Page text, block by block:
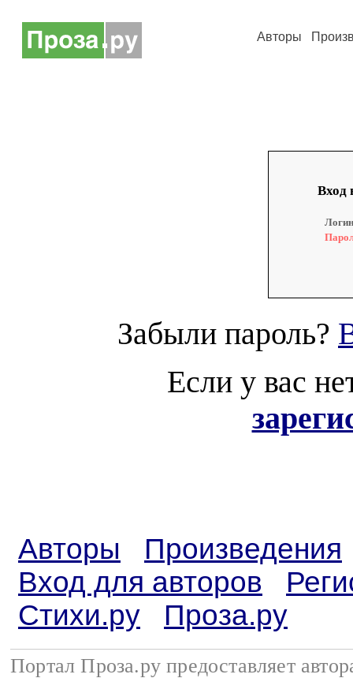
Авторы
Вход
Забыли пароль?
Если у вас
Авторы
Произведения
Вход для авторов
Стихи.ру
Проза.ру
Портал Проза.ру предоставляет